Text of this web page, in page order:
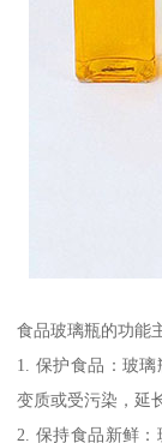
食品玻璃瓶的功能
1. 保护食品：玻
变质或受污染，延
2. 保持食品新鲜